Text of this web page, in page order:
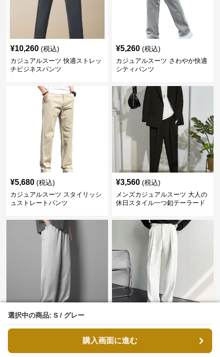
選択中の商品: S / グレー
購入画面に進む
選択中の商品: S / グレー
購入画面に進む
¥10,260 (税込)
カジュアルスーツ 快適ストレッ
チビジネスパンツ
¥5,260 (税込)
カジュアルスーツ さわやか快適
シティパンツ
¥5,680 (税込)
カジュアルスーツ スタイリッシ
ュストレートパンツ
¥3,560 (税込)
メンズカジュアルスーツ 大人の
休日スタイル一つ釦テーラード
¥2,350 (税込)
メンズカジュアルスーツ ゆった
りシルエットワイドストレート
メンズカジュアルスーツ 韓国風
ワイドストレートスラックス メ
ンズ